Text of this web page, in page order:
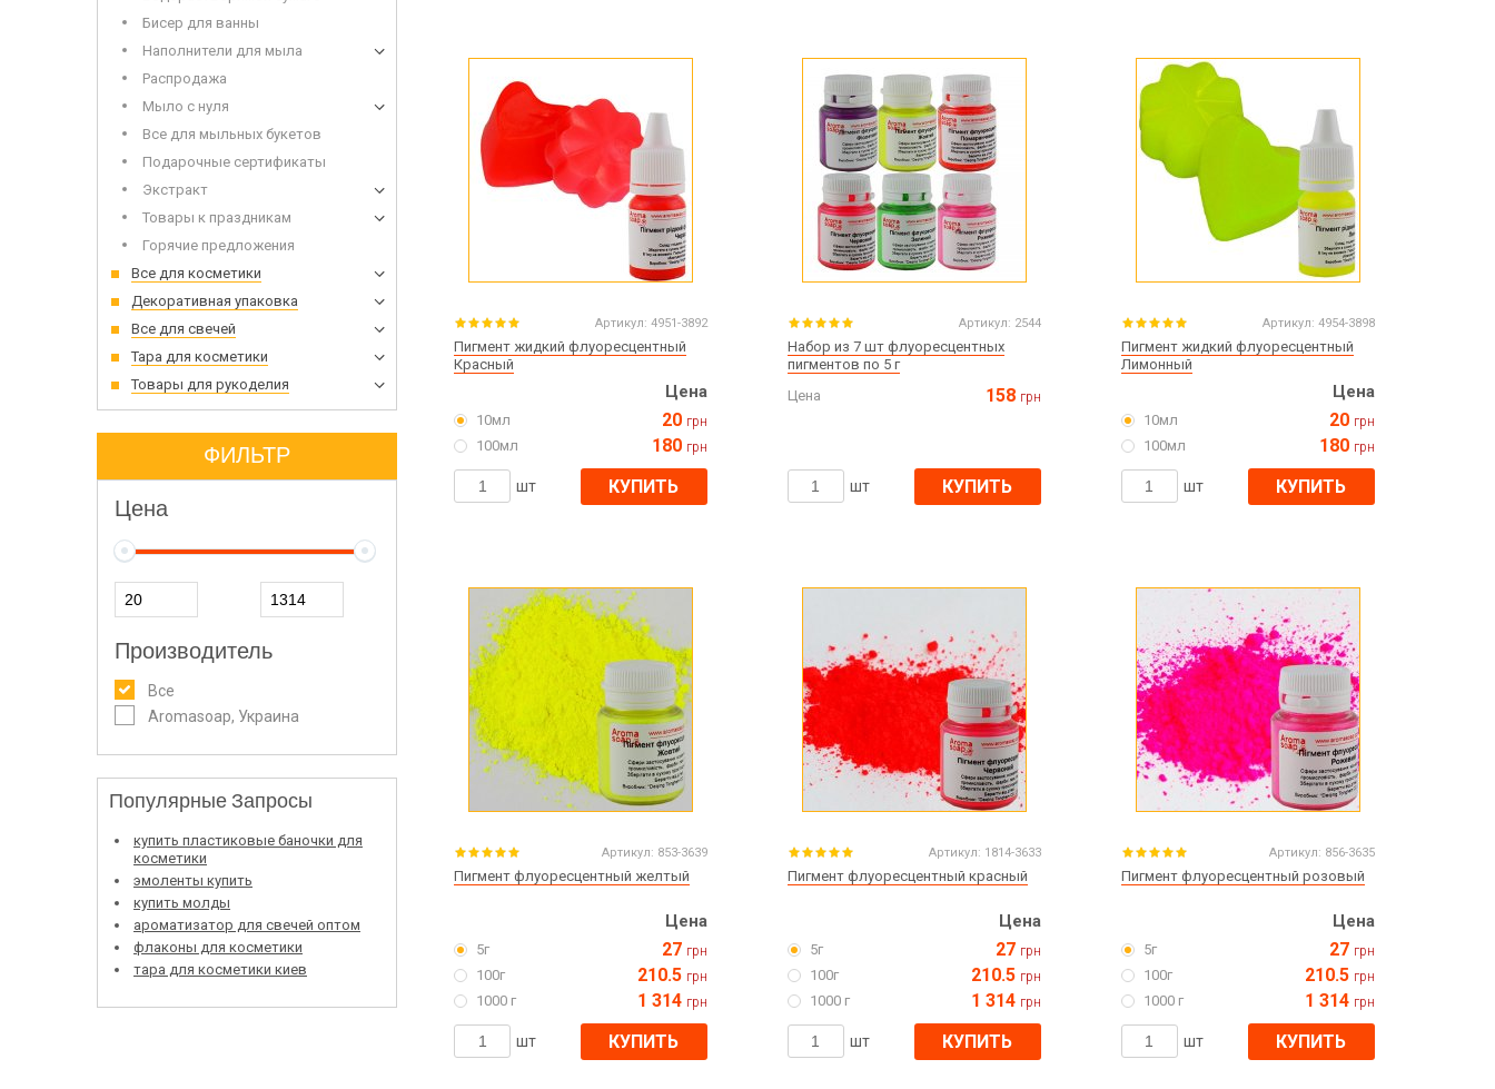
Хеллоуин (Halloween)
Бисер для ванны
Наполнители для мыла
Распродажа
Мыло с нуля
Все для мыльных букетов
Подарочные сертификаты
Экстракт
Товары к праздникам
Горячие предложения
Все для косметики
Декоративная упаковка
Все для свечей
Тара для косметики
Товары для рукоделия
ФИЛЬТР
Цена
Производитель
Все
Aromasoap, Украина
Популярные Запросы
купить пластиковые баночки для
косметики
эмоленты купить
купить молды
ароматизатор для свечей оптом
флаконы для косметики
тара для косметики киев
Артикул: 4951-3892
Пигмент жидкий флуоресцентный
Красный
Цена
10мл 20 грн
100мл 180 грн
шт КУПИТЬ
Артикул: 2544
Набор из 7 шт флуоресцентных
пигментов по 5 г
Цена
158 грн
шт КУПИТЬ
Артикул: 4954-3898
Пигмент жидкий флуоресцентный
Лимонный
Цена
10мл 20 грн
100мл 180 грн
шт КУПИТЬ
Артикул: 853-3639
Пигмент флуоресцентный желтый
Цена
5г 27 грн
100г 210.5 грн
1000 г 1 314 грн
шт КУПИТЬ
Артикул: 1814-3633
Пигмент флуоресцентный красный
Цена
5г 27 грн
100г 210.5 грн
1000 г 1 314 грн
шт КУПИТЬ
Артикул: 856-3635
Пигмент флуоресцентный розовый
Цена
5г 27 грн
100г 210.5 грн
1000 г 1 314 грн
шт КУПИТЬ